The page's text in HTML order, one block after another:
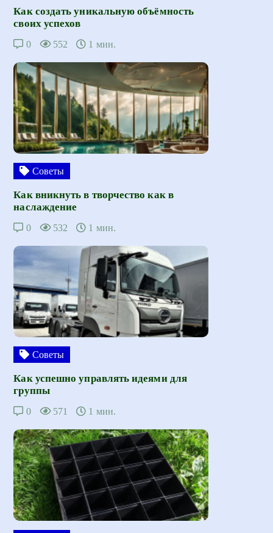
Как создать уникальную объёмность
своих успехов
0 552 1 мин.
Советы
Как вникнуть в творчество как в
наслаждение
0 532 1 мин.
Советы
Как успешно управлять идеями для
группы
0 571 1 мин.